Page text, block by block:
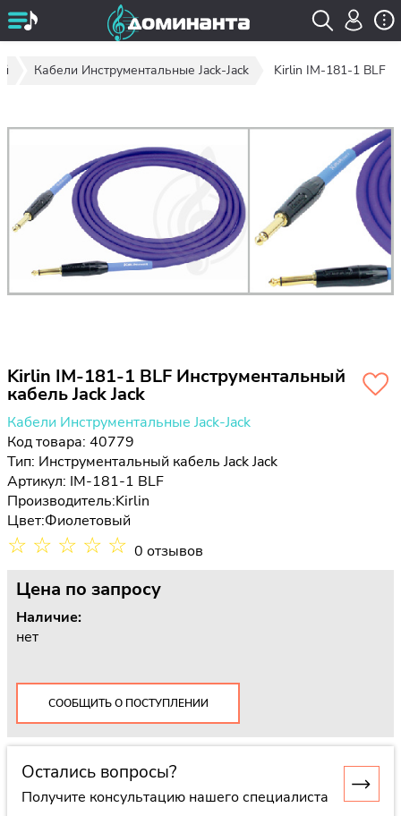
Кабели Инструментальные Jack-Jack Kirlin IM-181-1 BLF
Kirlin IM-181-1 BLF Инструментальный
кабель Jack Jack
Кабели Инструментальные Jack-Jack
Код товара: 40779
Тип: Инструментальный кабель Jack Jack
Артикул: IM-181-1 BLF
Производитель:Kirlin
Цвет:Фиолетовый
☆ ☆ ☆ ☆ ☆ 0 отзывов
Цена по запросу
Наличие:
нет
СООБЩИТЬ О ПОСТУПЛЕНИИ
Остались вопросы?
Получите консультацию нашего специалиста